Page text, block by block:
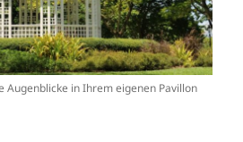
Augenblicke in Ihrem eigenen Pavillon